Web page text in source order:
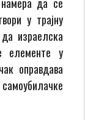
у трајну
израелска
елементе у
оправдава